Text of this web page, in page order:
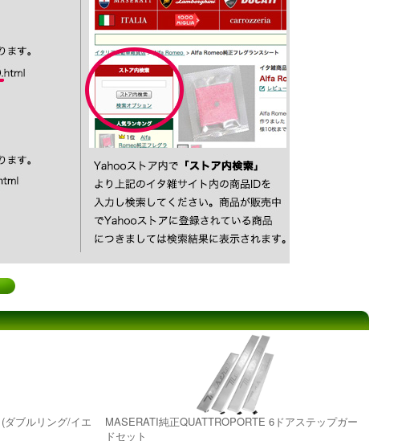
ダブルリング/イエ
MASERATI純正QUATTROPORTE 6ドアステップガー
ドセット